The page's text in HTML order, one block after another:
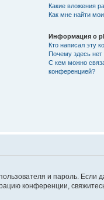
Какие вложения
Как мне найти
Информация о
Кто написал эту
Почему здесь нет
С кем можно
конференцией?
и пароль.
конференции,